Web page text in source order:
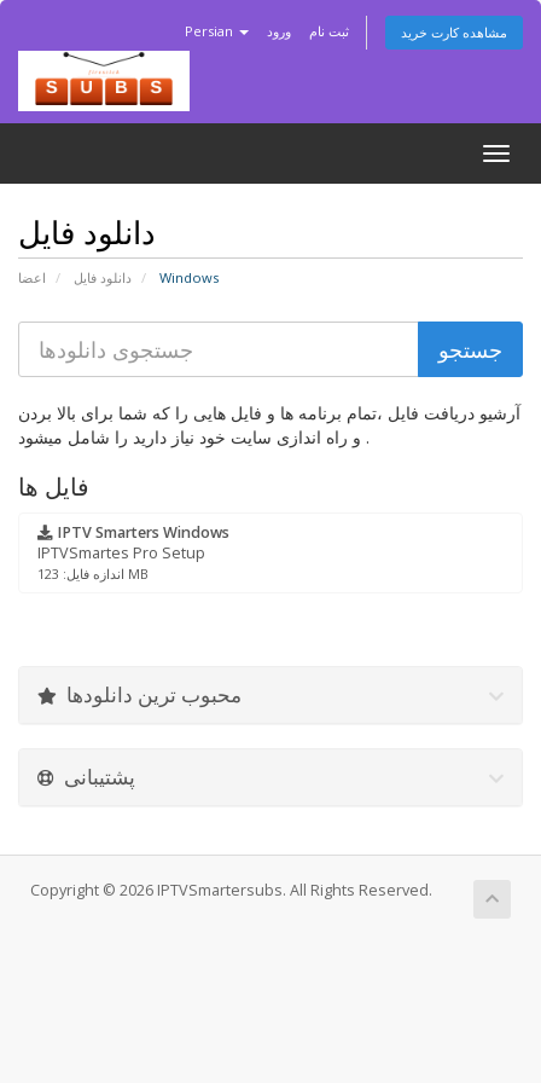
Persian ورود ثبت نام مشاهده کارت خرید
دانلود فایل
اعضا دانلود فایل Windows
آرشیو دریافت فایل ،تمام برنامه ها و فایل هایی را که شما برای بالا بردن
و راه اندازی سایت خود نیاز دارید را شامل میشود .
فایل ها
IPTV Smarters Windows
IPTVSmartes Pro Setup
اندازه فایل: 123 MB
محبوب ترین دانلودها
پشتیبانی
Copyright © 2026 IPTVSmartersubs. All Rights Reserved.